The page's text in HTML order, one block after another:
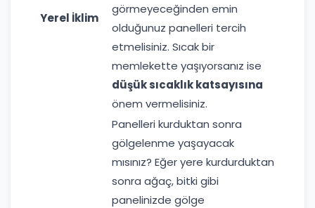
Yerel İklim
görmeyeceğinden emin
olduğunuz panelleri tercih
etmelisiniz. Sıcak bir
memlekette yaşıyorsanız ise
düşük sıcaklık katsayısına
önem vermelisiniz.
Panelleri kurduktan sonra
gölgelenme yaşayacak
mısınız? Eğer yere kurdurduktan
sonra ağaç, bitki gibi
panelinizde gölge